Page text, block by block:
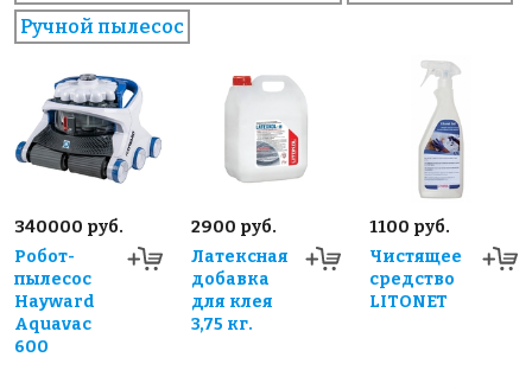
Ручной пылесос
340000 руб.
Робот-
пылесос
Hayward
Aquavac
600
2900 руб.
Латексная
добавка
для клея
3,75 кг.
1100 руб.
Чистящее
средство
LITONET